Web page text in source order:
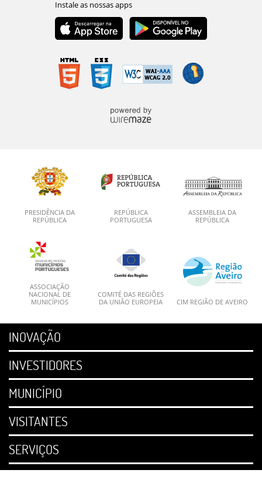
PRESIDÊNCIA DA
REPÚBLICA
REPÚBLICA
PORTUGUESA
ASSEMBLEIA DA
REPÚBLICA
ASSOCIAÇÃO
NACIONAL DE
MUNICÍPIOS
COMITÉ DAS REGIÕES
DA UNIÃO EUROPEIA
CIM REGIÃO DE AVEIRO
INOVAÇÃO
INVESTIDORES
MUNICÍPIO
VISITANTES
SERVIÇOS